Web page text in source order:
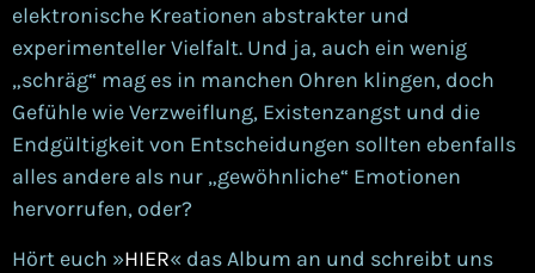
elektronische Kreationen abstrakter und
experimenteller Vielfalt. Und ja, auch ein wenig
„schräg“ mag es in manchen Ohren klingen, doch
Gefühle wie Verzweiflung, Existenzangst und die
Endgültigkeit von Entscheidungen sollten ebenfalls
alles andere als nur „gewöhnliche“ Emotionen
hervorrufen, oder?
Hört euch »HIER« das Album an und schreibt uns